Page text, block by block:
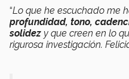
“Lo que he escuchado me
profundidad, tono,
solidez y que creen en lo
rigurosa investigación.